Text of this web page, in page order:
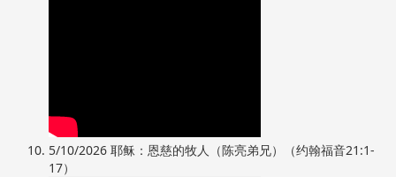
5/10/2026 耶稣：恩慈的牧人（陈亮弟兄）（约翰福音21:1-
17）